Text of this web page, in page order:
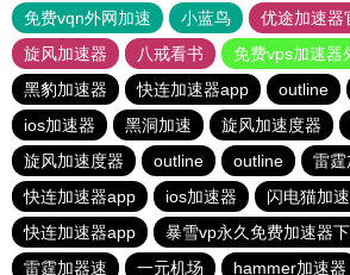
免费vqn外网加速
小蓝鸟 优途加速器
旋风加速器
八戒看书
免费vps加速器
黑豹加速器
快连加速器app outline
ios加速器
黑洞加速 旋风加速度器
旋风加速度器
outline outline
雷霆
快连加速器app
ios加速器
闪电猫加
快连加速器app
暴雪vp永久免费加速器
雷霆加器速
一元机场 hammer加速器